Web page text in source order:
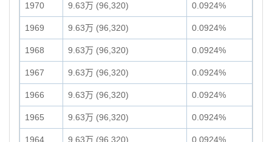
1970 9.63万 (96,320) 0.0924%
1969 9.63万 (96,320) 0.0924%
1968 9.63万 (96,320) 0.0924%
1967 9.63万 (96,320) 0.0924%
1966 9.63万 (96,320) 0.0924%
1965 9.63万 (96,320) 0.0924%
1964 9.63万 (96,320) 0.0924%